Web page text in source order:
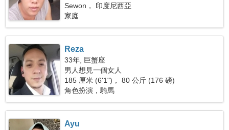
Sewon， 印度尼西亞
家庭
Reza
33年, 巨蟹座
男人想見一個女人
185 厘米 (6'1")， 80 公斤 (176 磅)
角色扮演，騎馬
Ayu